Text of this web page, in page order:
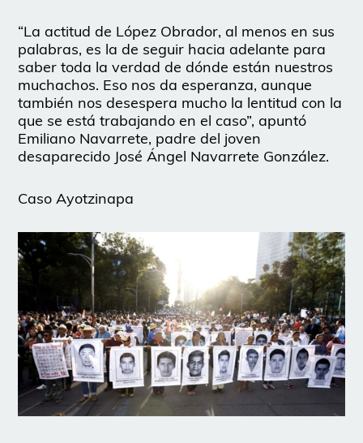
“La actitud de López Obrador, al menos en sus
palabras, es la de seguir hacia adelante para
saber toda la verdad de dónde están nuestros
muchachos. Eso nos da esperanza, aunque
también nos desespera mucho la lentitud con la
que se está trabajando en el caso”, apuntó
Emiliano Navarrete, padre del joven
desaparecido José Ángel Navarrete González.
Caso Ayotzinapa